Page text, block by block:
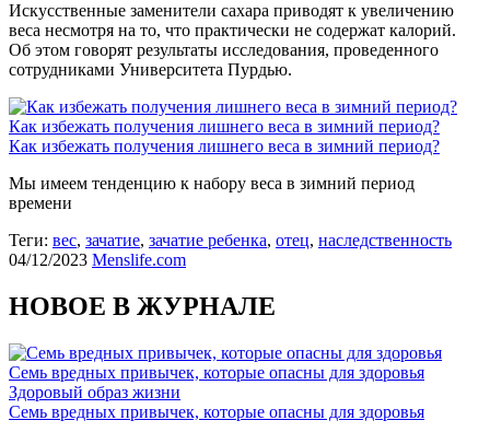
Искусственные заменители сахара приводят к увеличению
веса несмотря на то, что практически не содержат калорий.
Об этом говорят результаты исследования, проведенного
сотрудниками Университета Пурдью.
Как избежать получения лишнего веса в зимний период?
Как избежать получения лишнего веса в зимний период?
Мы имеем тенденцию к набору веса в зимний период
времени
Теги: вес, зачатие, зачатие ребенка, отец, наследственность
04/12/2023 Menslife.com
НОВОЕ В ЖУРНАЛЕ
Семь вредных привычек, которые опасны для здоровья
Здоровый образ жизни
Семь вредных привычек, которые опасны для здоровья